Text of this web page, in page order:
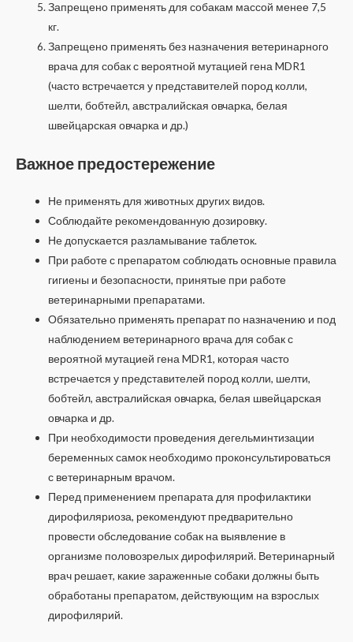
Запрещено применять для собакам массой менее 7,5
кг.
Запрещено применять без назначения ветеринарного
врача для собак с вероятной мутацией гена MDR1
(часто встречается у представителей пород колли,
шелти, бобтейл, австралийская овчарка, белая
швейцарская овчарка и др.)
Важное предостережение
Не применять для животных других видов.
Соблюдайте рекомендованную дозировку.
Не допускается разламывание таблеток.
При работе с препаратом соблюдать основные правила
гигиены и безопасности, принятые при работе
ветеринарными препаратами.
Обязательно применять препарат по назначению и под
наблюдением ветеринарного врача для собак с
вероятной мутацией гена MDR1, которая часто
встречается у представителей пород колли, шелти,
бобтейл, австралийская овчарка, белая швейцарская
овчарка и др.
При необходимости проведения дегельминтизации
беременных самок необходимо проконсультироваться
с ветеринарным врачом.
Перед применением препарата для профилактики
дирофиляриоза, рекомендуют предварительно
провести обследование собак на выявление в
организме половозрелых дирофилярий. Ветеринарный
врач решает, какие зараженные собаки должны быть
обработаны препаратом, действующим на взрослых
дирофилярий.